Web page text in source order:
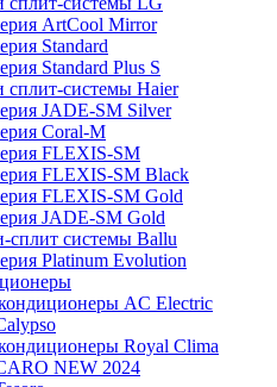
ArtCool Mirror
Standard
Standard Plus S
сплит-системы Haier
JADE-SM Silver
Coral-M
FLEXIS-SM
FLEXIS-SM Black
FLEXIS-SM Gold
JADE-SM Gold
сплит системы Ballu
Platinum Evolution
AC Electric
Royal Clima
NEW 2024